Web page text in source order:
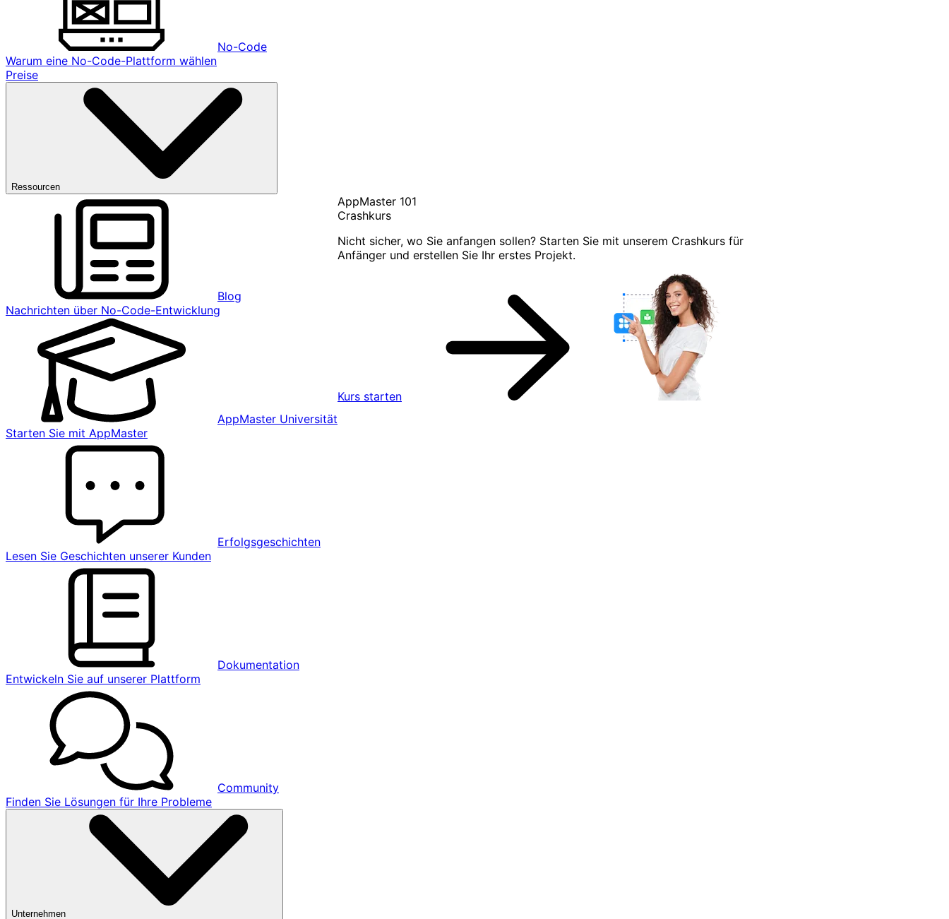
No-Code
Warum eine No-Code-Plattform wählen
Preise
Ressourcen
Blog
Nachrichten über No-Code-Entwicklung
AppMaster Universität
Starten Sie mit AppMaster
Erfolgsgeschichten
Lesen Sie Geschichten unserer Kunden
Dokumentation
Entwickeln Sie auf unserer Plattform
Community
Finden Sie Lösungen für Ihre Probleme
AppMaster 101
Crashkurs
Nicht sicher, wo Sie anfangen sollen? Starten Sie mit unserem Crashkurs für
Anfänger und erstellen Sie Ihr erstes Projekt.
Kurs starten
Unternehmen